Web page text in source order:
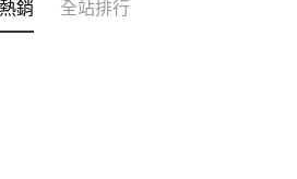
銷 全站排行